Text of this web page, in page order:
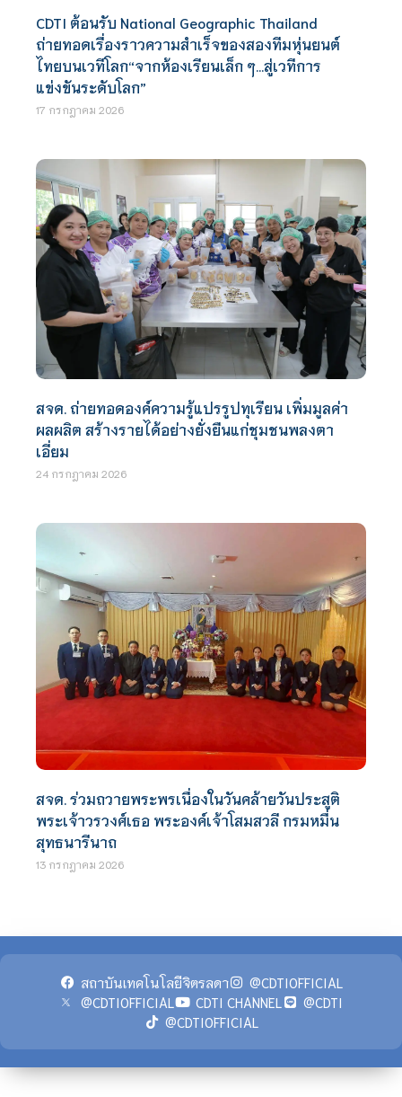
CDTI ต้อนรับ National Geographic Thailand
ถ่ายทอดเรื่องราวความสำเร็จของสองทีมหุ่นยนต์
ไทยบนเวทีโลก“จากห้องเรียนเล็ก ๆ…สู่เวทีการ
แข่งขันระดับโลก”
17 กรกฎาคม 2026
สจด. ถ่ายทอดองค์ความรู้แปรรูปทุเรียน เพิ่มมูลค่า
ผลผลิต สร้างรายได้อย่างยั่งยืนแก่ชุมชนพลงตา
เอี่ยม
24 กรกฎาคม 2026
สจด. ร่วมถวายพระพรเนื่องในวันคล้ายวันประสูติ
พระเจ้าวรวงศ์เธอ พระองค์เจ้าโสมสวลี กรมหมื่น
สุทธนารีนาถ
13 กรกฎาคม 2026
สถาบันเทคโนโลยีจิตรลดา
@CDTIOFFICIAL
@CDTIOFFICIAL
CDTI CHANNEL
@CDTI
@CDTIOFFICIAL